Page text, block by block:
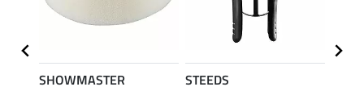
SHOWMASTER
STEEDS